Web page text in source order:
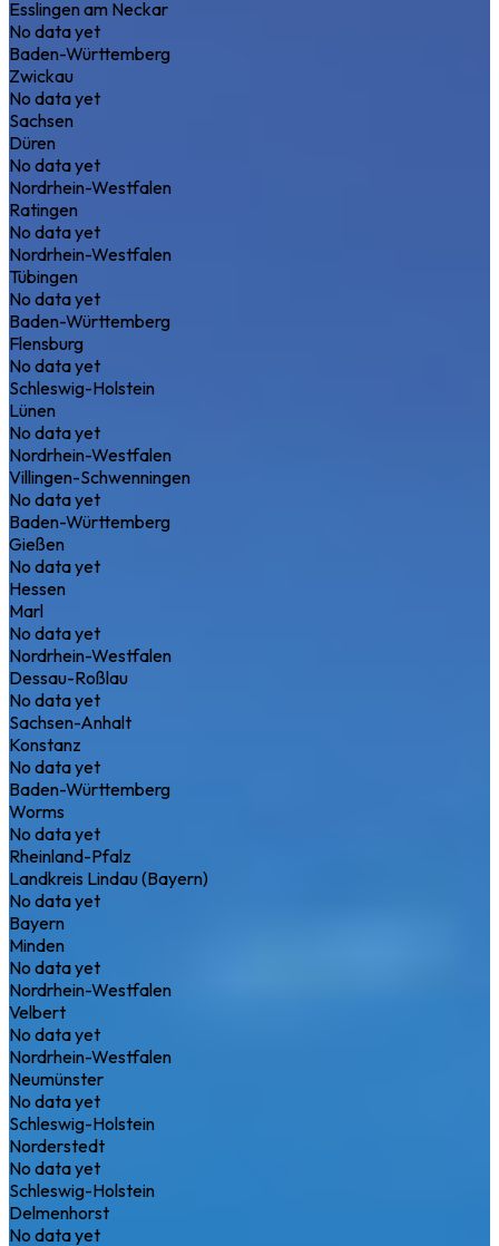
Esslingen am Neckar
No data yet
Baden-Württemberg
Zwickau
No data yet
Sachsen
Düren
No data yet
Nordrhein-Westfalen
Ratingen
No data yet
Nordrhein-Westfalen
Tübingen
No data yet
Baden-Württemberg
Flensburg
No data yet
Schleswig-Holstein
Lünen
No data yet
Nordrhein-Westfalen
Villingen-Schwenningen
No data yet
Baden-Württemberg
Gießen
No data yet
Hessen
Marl
No data yet
Nordrhein-Westfalen
Dessau-Roßlau
No data yet
Sachsen-Anhalt
Konstanz
No data yet
Baden-Württemberg
Worms
No data yet
Rheinland-Pfalz
Landkreis Lindau (Bayern)
No data yet
Bayern
Minden
No data yet
Nordrhein-Westfalen
Velbert
No data yet
Nordrhein-Westfalen
Neumünster
No data yet
Schleswig-Holstein
Norderstedt
No data yet
Schleswig-Holstein
Delmenhorst
No data yet